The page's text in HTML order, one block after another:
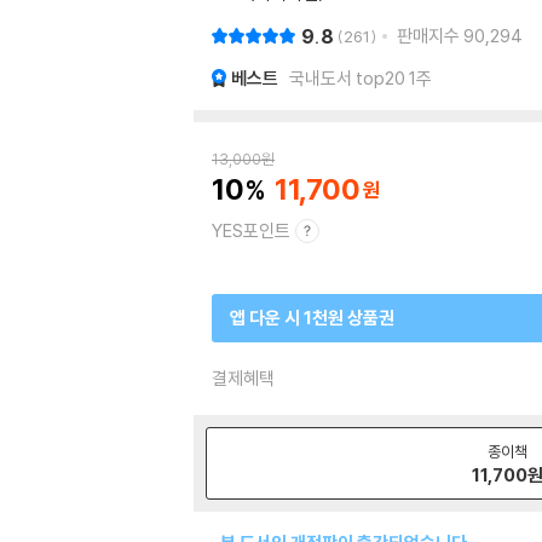
9.8 261 판매지수 90,294
베스트 국내도서 top20 1주
13,000원
10 11,700
YES포인트
앱 다운 시 1천원 상품권
결제혜택
종이책
11,700